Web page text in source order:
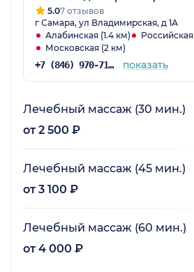
5.07 отзывов
г Самара, ул Владимирская, д 1А
Алабинская (1.4 км)
Московская (2 км)
+7 (846) 970-71-95 показать
Лечебный массаж (30 мин.)
от 2 500 ₽
Лечебный массаж (45 мин.)
от 3 100 ₽
Лечебный массаж (60 мин.)
от 4 000 ₽